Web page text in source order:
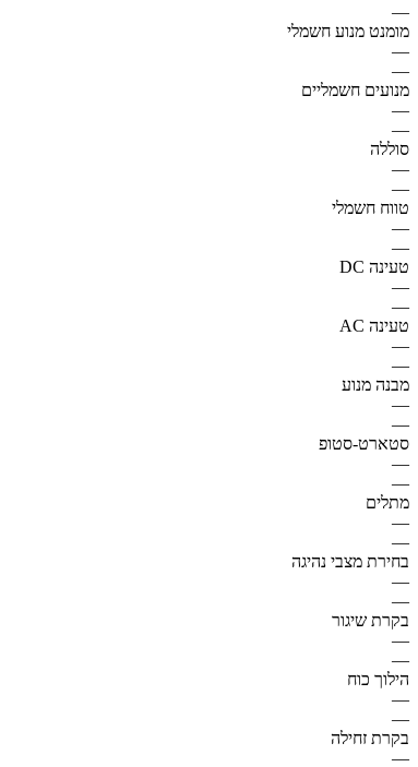
—
מומנט מנוע חשמלי
—
—
מנועים חשמליים
—
—
סוללה
—
—
טווח חשמלי
—
—
טעינה DC
—
—
טעינה AC
—
—
מבנה מנוע
—
—
סטארט-סטופ
—
—
מתלים
—
—
בחירת מצבי נהיגה
—
—
בקרת שיגור
—
—
הילוך כוח
—
—
בקרת זחילה
—